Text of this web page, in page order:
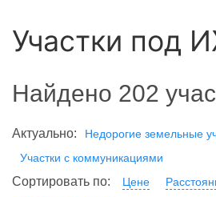
Участки под
Найдено 202
Актуально: Недорогие земельные
Участки с коммуникациями
Сортировать по: Цене